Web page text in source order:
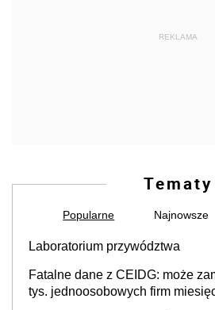
REKLAMA
Tematy
Popularne Najnowsze
Laboratorium przywództwa
Fatalne dane z CEIDG: może
tys. jednoosobowych firm